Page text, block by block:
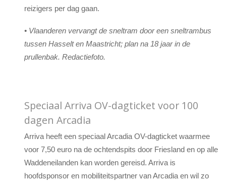
reizigers per dag gaan.
• Vlaanderen vervangt de sneltram door een sneltrambus
tussen Hasselt en Maastricht; plan na 18 jaar in de
prullenbak. Redactiefoto.
Speciaal Arriva OV-dagticket voor 100
dagen Arcadia
Arriva heeft een speciaal Arcadia OV-dagticket waarmee
voor 7,50 euro na de ochtendspits door Friesland en op alle
Waddeneilanden kan worden gereisd. Arriva is
hoofdsponsor en mobiliteitspartner van Arcadia en wil zo